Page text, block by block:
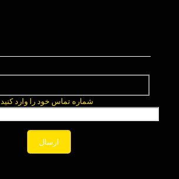
شماره تماس خود را وارد کنید